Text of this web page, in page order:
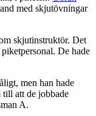
med skjutövningar
skjutinstruktör. Det
De hade
men han hade
att de jobbade
A.